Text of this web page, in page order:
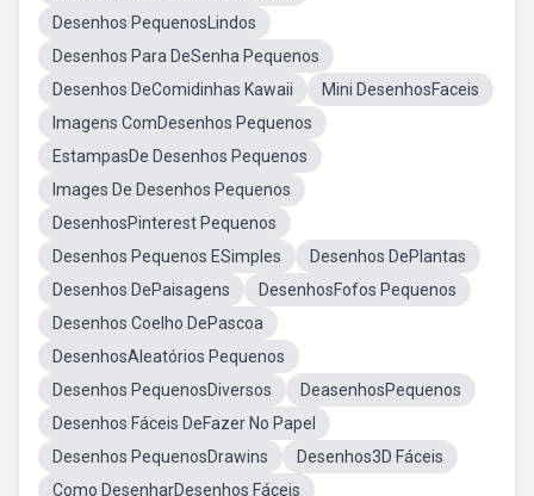
Desenhos PequenosLindos
Desenhos Para DeSenha Pequenos
Desenhos DeComidinhas Kawaii
Mini DesenhosFaceis
Imagens ComDesenhos Pequenos
EstampasDe Desenhos Pequenos
Images De Desenhos Pequenos
DesenhosPinterest Pequenos
Desenhos Pequenos ESimples
Desenhos DePlantas
Desenhos DePaisagens
DesenhosFofos Pequenos
Desenhos Coelho DePascoa
DesenhosAleatórios Pequenos
Desenhos PequenosDiversos
DeasenhosPequenos
Desenhos Fáceis DeFazer No Papel
Desenhos PequenosDrawins
Desenhos3D Fáceis
Como DesenharDesenhos Fáceis